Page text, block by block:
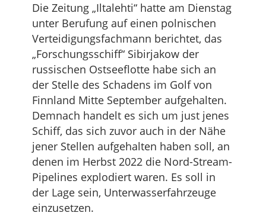
Die Zeitung „Iltalehti“ hatte am Dienstag
unter Berufung auf einen polnischen
Verteidigungsfachmann berichtet, das
„Forschungsschiff“ Sibirjakow der
russischen Ostseeflotte habe sich an
der Stelle des Schadens im Golf von
Finnland Mitte September aufgehalten.
Demnach handelt es sich um just jenes
Schiff, das sich zuvor auch in der Nähe
jener Stellen aufgehalten haben soll, an
denen im Herbst 2022 die Nord-Stream-
Pipelines explodiert waren. Es soll in
der Lage sein, Unterwasserfahrzeuge
einzusetzen.